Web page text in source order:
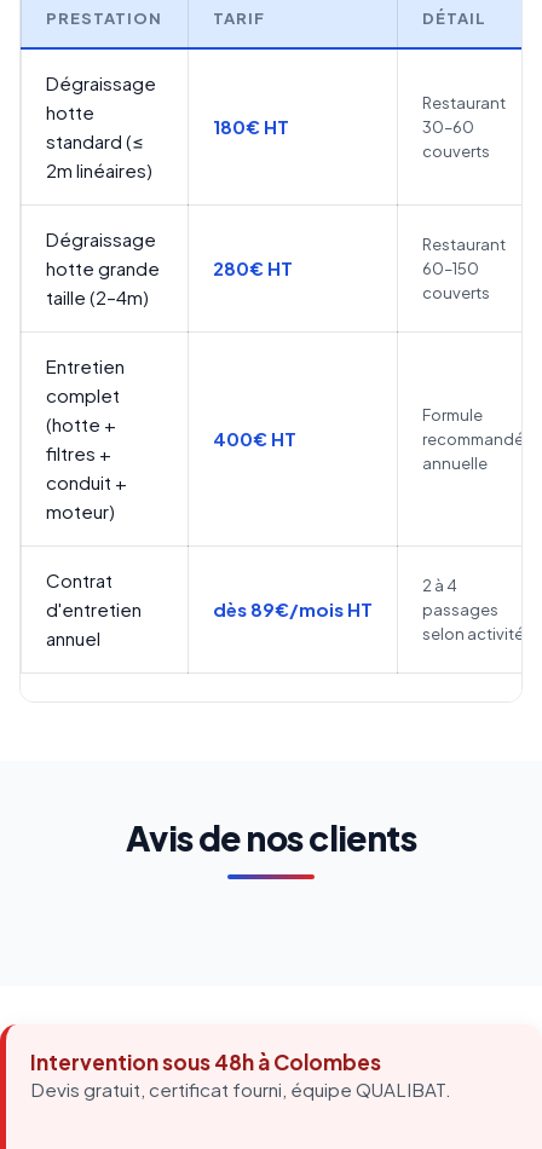
PRESTATION TARIF DÉTAIL
Dégraissage
hotte
standard (≤
2m linéaires)
180€ HT
Restaurant
30–60
couverts
Dégraissage
hotte grande
taille (2–4m)
280€ HT
Restaurant
60–150
couverts
Entretien
complet
(hotte +
filtres +
conduit +
moteur)
400€ HT
Formule
recommandée
annuelle
Contrat
d'entretien
annuel
dès 89€/mois HT
2 à 4
passages
selon activité
Avis de nos clients
Intervention sous 48h à Colombes
Devis gratuit, certificat fourni, équipe QUALIBAT.